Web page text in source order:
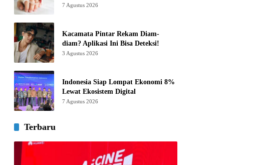
Murka
7 Agustus 2026
Kacamata Pintar Rekam Diam-
diam? Aplikasi Ini Bisa Deteksi!
3 Agustus 2026
Indonesia Siap Lompat Ekonomi 8%
Lewat Ekosistem Digital
7 Agustus 2026
Terbaru